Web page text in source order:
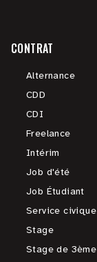
CONTRAT
Alternance
CDD
CDI
Freelance
Intérim
Job d'été
Job Étudiant
Service civique
Stage
Stage de 3ème